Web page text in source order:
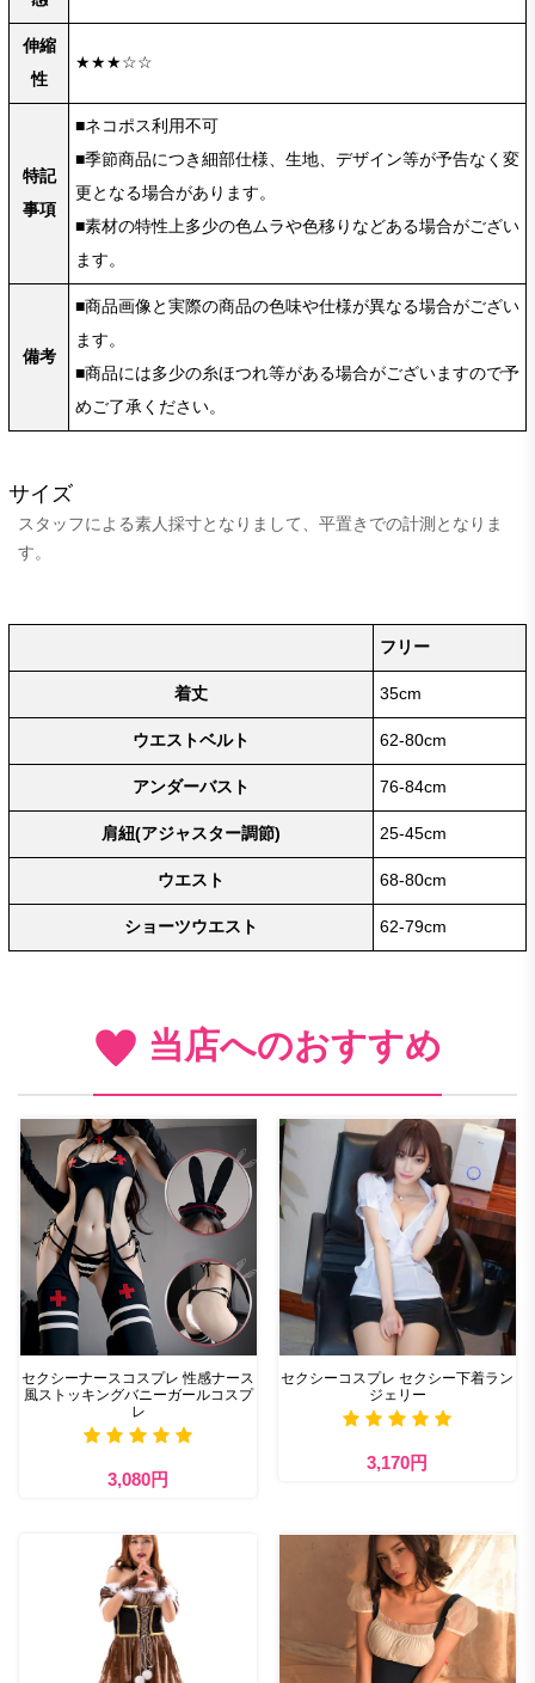
伸縮
性
★★★☆☆
特記
事項
■ネコポス利用不可
■季節商品につき細部仕様、生地、デザイン等が予告なく変
更となる場合があります。
■素材の特性上多少の色ムラや色移りなどある場合がござい
ます。
備考
■商品画像と実際の商品の色味や仕様が異なる場合がござい
ます。
■商品には多少の糸ほつれ等がある場合がございますので予
めご了承ください。
サイズ
スタッフによる素人採寸となりまして、平置きでの計測となりま
す。
フリー
着丈 35cm
ウエストベルト 62-80cm
アンダーバスト 76-84cm
肩紐(アジャスター調節) 25-45cm
ウエスト 68-80cm
ショーツウエスト 62-79cm
当店へのおすすめ
セクシーナースコスプレ 性感ナース
風ストッキングバニーガールコスプ
レ
3,080円
セクシーコスプレ セクシー下着ラン
ジェリー
3,170円